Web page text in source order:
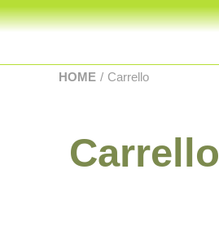
HOME / Carrello
Carrello